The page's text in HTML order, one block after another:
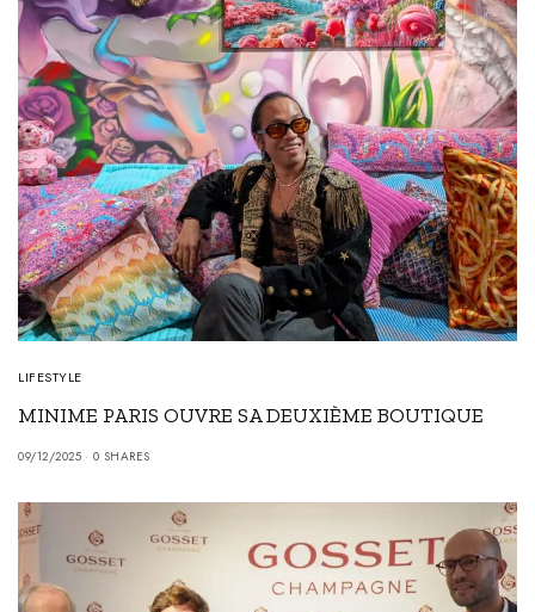
LIFESTYLE
MINIME PARIS OUVRE SA DEUXIÈME BOUTIQUE
09/12/2025 0 SHARES